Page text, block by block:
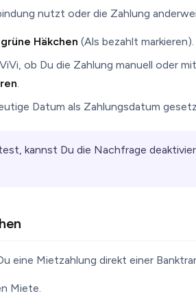
nutzt oder die Zahlung
grüne Häkchen (Als bezahlt markieren).
ob Du die Zahlung manuell oder
.
Datum als Zahlungsdatum
kannst Du die Nachfrage
eine Mietzahlung direkt einer
Miete.